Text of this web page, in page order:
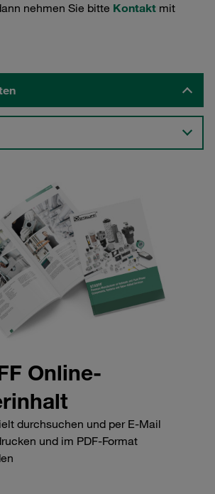
nehmen Sie bitte Kontakt mit
Online-
durchsuchen und per E-Mail
und im PDF-Format